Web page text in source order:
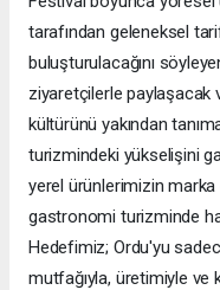
tarafından geleneksel
buluşturulacağını
ziyaretçilerle
kültürünü yakından
turizmindeki yükselişini
yerel ürünlerimizin
gastronomi turizminde
Hedefimiz; Ordu'yu
mutfağıyla, üretimiyle ve